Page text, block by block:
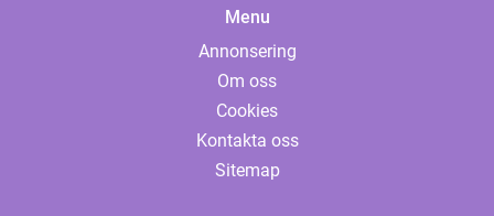
Menu
Annonsering
Om oss
Cookies
Kontakta oss
Sitemap